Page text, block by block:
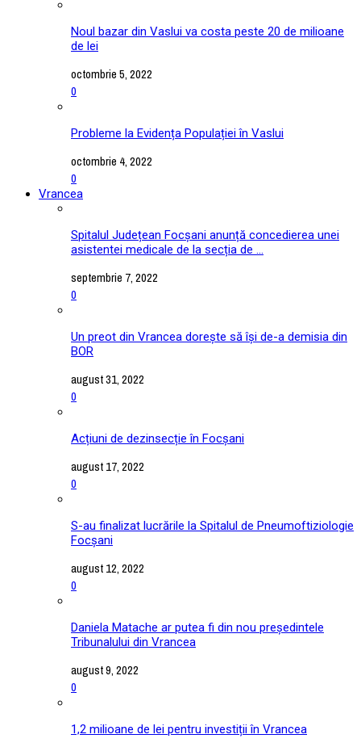
Noul bazar din Vaslui va costa peste 20 de milioane
de lei
octombrie 5, 2022
0
Probleme la Evidența Populației în Vaslui
octombrie 4, 2022
0
Vrancea
Spitalul Județean Focșani anunță concedierea unei
asistentei medicale de la secția de ...
septembrie 7, 2022
0
Un preot din Vrancea dorește să își de-a demisia din
BOR
august 31, 2022
0
Acțiuni de dezinsecție în Focșani
august 17, 2022
0
S-au finalizat lucrările la Spitalul de Pneumoftiziologie
Focșani
august 12, 2022
0
Daniela Matache ar putea fi din nou președintele
Tribunalului din Vrancea
august 9, 2022
0
1,2 milioane de lei pentru investiții în Vrancea